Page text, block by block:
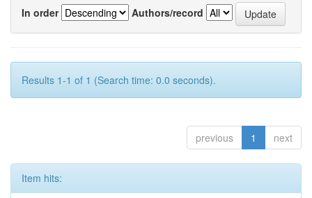
In order
Authors/record
Results 1-1 of 1 (Search time: 0.0 seconds).
previous 1 next
Item hits: